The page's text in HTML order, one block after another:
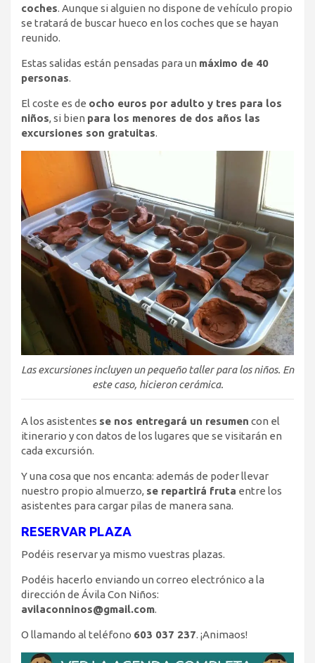
coches. Aunque si alguien no dispone de vehículo propio
se tratará de buscar hueco en los coches que se hayan
reunido.
Estas salidas están pensadas para un máximo de 40
personas.
El coste es de ocho euros por adulto y tres para los
niños, si bien para los menores de dos años las
excursiones son gratuitas.
Las excursiones incluyen un pequeño taller para los niños. En
este caso, hicieron cerámica.
A los asistentes se nos entregará un resumen con el
itinerario y con datos de los lugares que se visitarán en
cada excursión.
Y una cosa que nos encanta: además de poder llevar
nuestro propio almuerzo, se repartirá fruta entre los
asistentes para cargar pilas de manera sana.
RESERVAR PLAZA
Podéis reservar ya mismo vuestras plazas.
Podéis hacerlo enviando un correo electrónico a la
dirección de Ávila Con Niños:
avilaconninos@gmail.com.
O llamando al teléfono 603 037 237. ¡Animaos!